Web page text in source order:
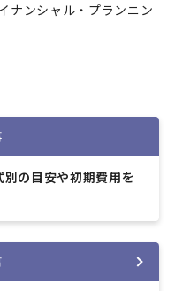
ナンシャル・プランニン
の目安や初期費用を